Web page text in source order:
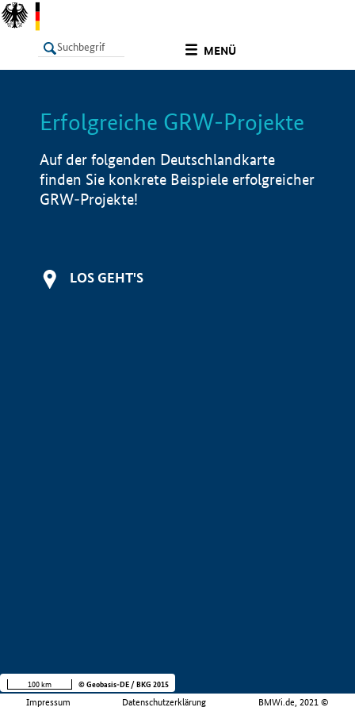
MENÜ
LISTE Info
Erfolgreiche GRW-Projekte
Auf der folgenden Deutschlandkarte
finden Sie konkrete Beispiele erfolgreicher
GRW-Projekte!
LOS GEHT'S
Impressum Datenschutzerklärung BMWi.de, 2021 ©
100 km © Geobasis-DE / BKG 2015